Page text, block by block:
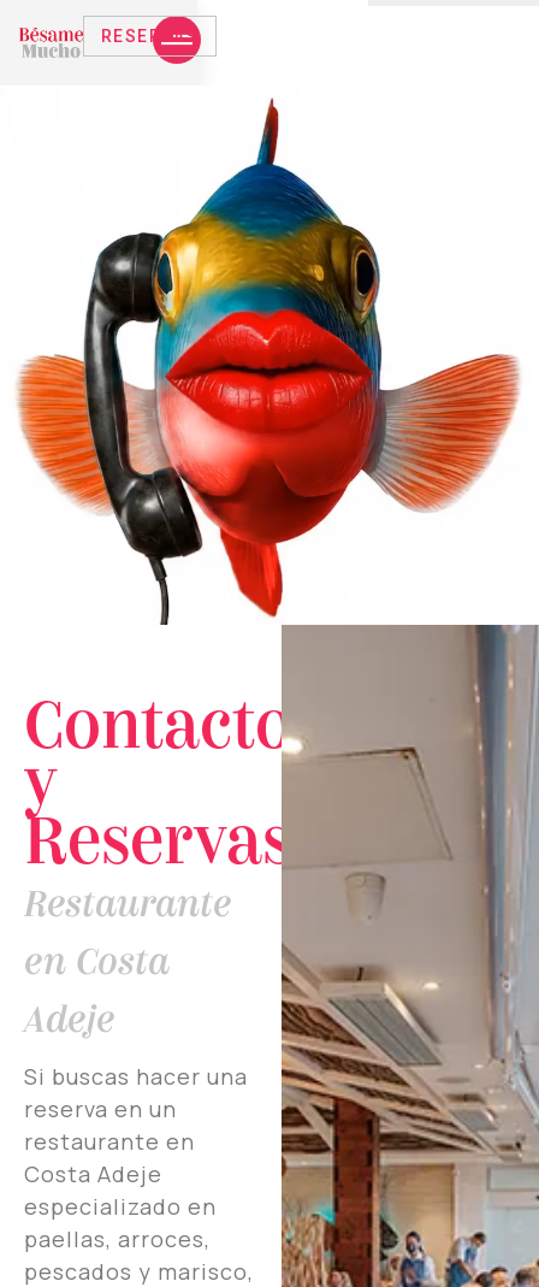
RESERVAS
Contacto
y
Reservas
Restaurante
en Costa
Adeje
Si buscas hacer una
reserva en un
restaurante en
Costa Adeje
especializado en
paellas, arroces,
pescados y marisco,